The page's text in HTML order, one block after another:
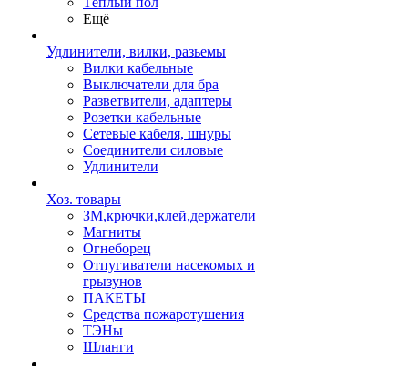
Ещё
Удлинители, вилки, разьемы
Вилки кабельные
Выключатели для бра
Разветвители, адаптеры
Розетки кабельные
Сетевые кабеля, шнуры
Соединители силовые
Удлинители
Хоз. товары
ЗМ,крючки,клей,держатели
Магниты
Огнеборец
Отпугиватели насекомых и
грызунов
ПАКЕТЫ
Средства пожаротушения
ТЭНы
Шланги